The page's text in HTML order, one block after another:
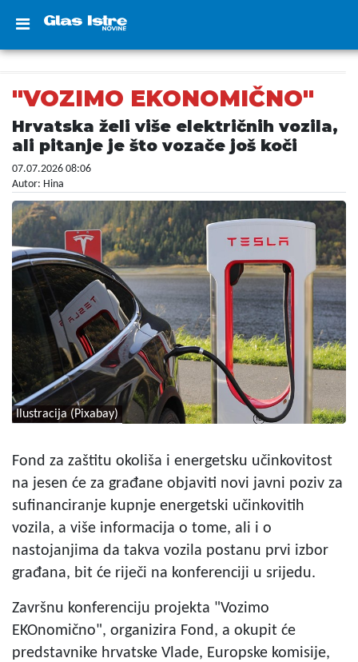
"VOZIMO EKONOMIČNO"
Hrvatska želi više električnih vozila,
ali pitanje je što vozače još koči
07.07.2026 08:06
Autor: Hina
Ilustracija (Pixabay)
Fond za zaštitu okoliša i energetsku učinkovitost
na jesen će za građane objaviti novi javni poziv za
sufinanciranje kupnje energetski učinkovitih
vozila, a više informacija o tome, ali i o
nastojanjima da takva vozila postanu prvi izbor
građana, bit će riječi na konferenciji u srijedu.
Završnu konferenciju projekta "Vozimo
EKOnomično", organizira Fond, a okupit će
predstavnike hrvatske Vlade, Europske komisije,